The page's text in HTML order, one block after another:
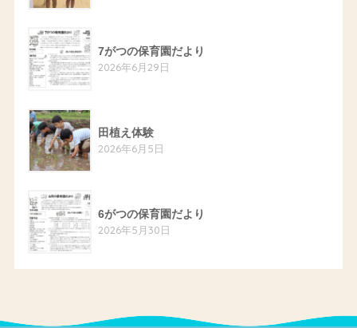
7がつの保育園だより
2026年6月29日
田植え体験
2026年6月5日
6がつの保育園だより
2026年5月30日